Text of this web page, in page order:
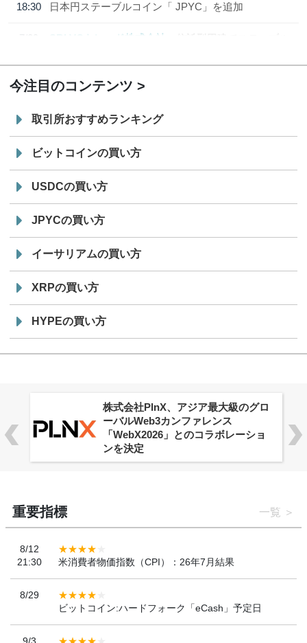
18:30
日本円ステーブルコイン「 JPYC」を追加
7/29
SBI VCトレード株式会社
信託型円建てステーブル
今注目のコンテンツ
取引所おすすめランキング
ビットコインの買い方
USDCの買い方
JPYCの買い方
イーサリアムの買い方
XRPの買い方
HYPEの買い方
株式会社PlnX、アジア最大級のグロ
ーバルWeb3カンファレンス
「WebX2026」とのコラボレーショ
ンを決定
重要指標 一覧
8/12
21:30
米消費者物価指数（CPI）：26年7月結果
8/29
ビットコイン:ハードフォーク「eCash」予定日